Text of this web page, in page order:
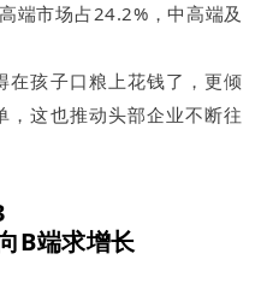
端市场占24.2%，中高端及
在孩子口粮上花钱了，更倾
，这也推动头部企业不断往
B端求增长